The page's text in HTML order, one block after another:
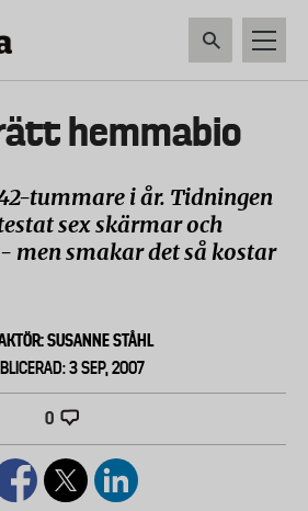
hemmabio
tummare i år. Tidningen
sex skärmar och
men smakar det så kostar
SUSANNE STÅHL
3 SEP, 2007
0